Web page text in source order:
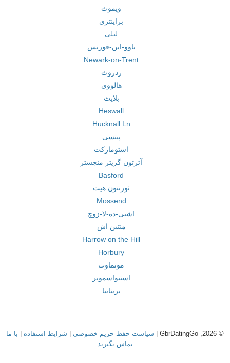
ویموث
براینتری
لنلی
باوو-این-فورنس
Newark-on-Trent
ردروث
هالووی
بلایث
Heswall
Hucknall Ln
پیتسی
استومارکت
آترتون گریتر منچستر
Basford
ثورنتون هیث
Mossend
اشبی-ده-لا-زوچ
منتین اش
Harrow on the Hill
Horbury
مونماوت
استنواسمویر
بریتانیا
© 2026, GbrDatingGo | سیاست حفظ حریم خصوصی شرایط استفاده
با ما
تماس بگیرید